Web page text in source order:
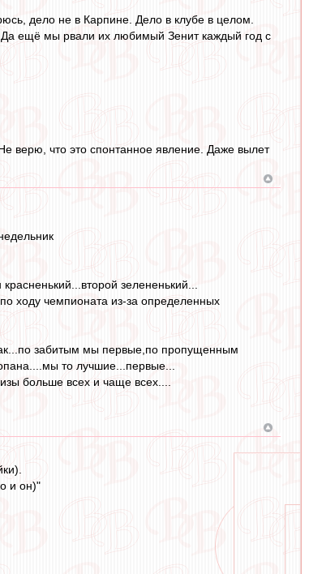
дело не в Карпине. Дело в клубе в целом.
Да ещё мы рвали их любимый Зенит каждый год с
верю, что это спонтанное явление. Даже вылет
зелененький...
ходу чемпионата из-за определенных
забитым мы первые,по пропущенным
то лучшие...первые...
больше всех и чаще всех....
и он)"